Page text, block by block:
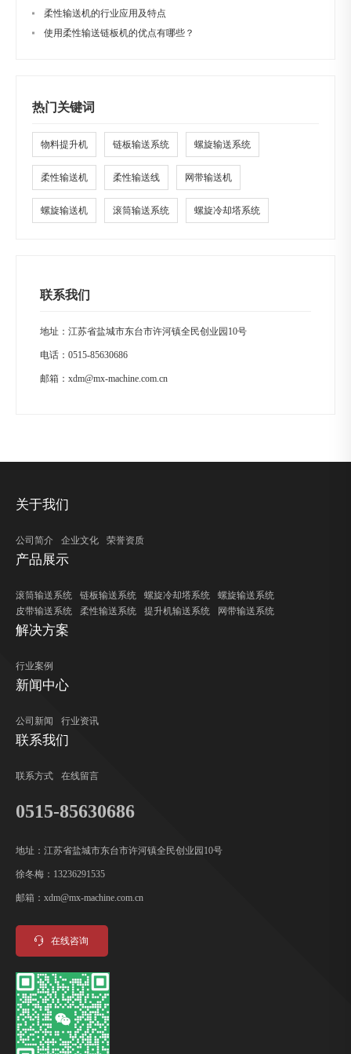
柔性输送机的行业应用及特点
使用柔性输送链板机的优点有哪些？
热门关键词
物料提升机 链板输送系统 螺旋输送系统
柔性输送机 柔性输送线 网带输送机
螺旋输送机 滚筒输送系统 螺旋冷却塔系统
联系我们
地址：江苏省盐城市东台市许河镇全民创业园10号
电话： 0515-85630686
邮箱： xdm@mx-machine.com.cn
关于我们
公司简介 企业文化 荣誉资质
产品展示
滚筒输送系统 链板输送系统 螺旋冷却塔系统
螺旋输送系统
皮带输送系统
柔性输送系统 提升机输送系统 网带输送系统
解决方案
行业案例
新闻中心
公司新闻 行业资讯
联系我们
联系方式 在线留言
0515-85630686
地址：江苏省盐城市东台市许河镇全民创业园10号
徐冬梅：13236291535
邮箱：xdm@mx-machine.com.cn
在线咨询